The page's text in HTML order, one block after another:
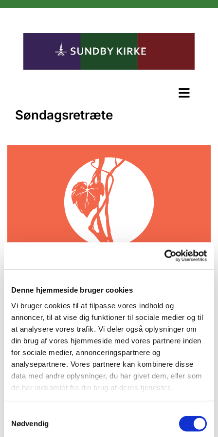
Denne hjemmeside bruger cookies
Vi bruger cookies til at tilpasse vores indhold og
annoncer, til at vise dig funktioner til sociale medier og til
at analysere vores trafik. Vi deler også oplysninger om
din brug af vores hjemmeside med vores partnere inden
for sociale medier, annonceringspartnere og
analysepartnere. Vores partnere kan kombinere disse
data med andre oplysninger, du har givet dem, eller som
de har indsamlet fra din brug af deres tjenester.
Nødvendig
Søndagsretræte
Søndag 11. oktober 2026, kl. 18:00 -
21:00
Kirken, Amagerbrogade 71, 2300
København S
gratis